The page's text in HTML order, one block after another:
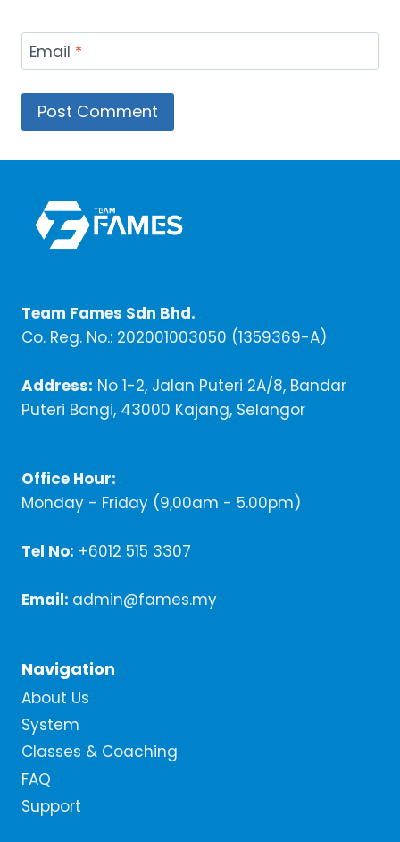
Email *
Team Fames Sdn Bhd.
Co. Reg. No.: 202001003050 (1359369-A)
Address: No 1-2, Jalan Puteri 2A/8, Bandar
Puteri Bangi, 43000 Kajang, Selangor
Office Hour:
Monday - Friday (9,00am - 5.00pm)
Tel No: +6012 515 3307
Email: admin@fames.my
Navigation
About Us
System
Classes & Coaching
FAQ
Support